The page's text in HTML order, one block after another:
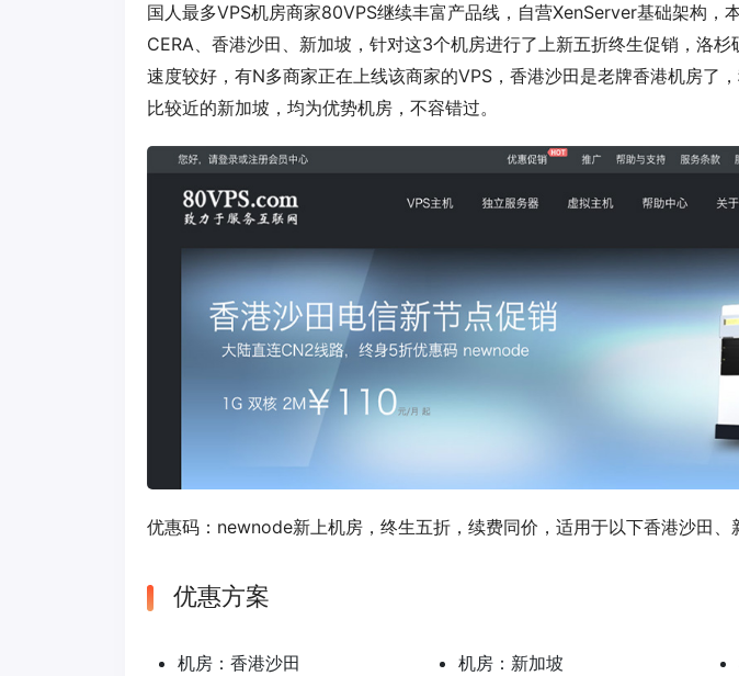
国人最多VPS机房商家80VPS继续丰富产品线，自营XenServer基础架构，
CERA、香港沙田、新加坡，针对这3个机房进行了上新五折终生促销，洛
速度较好，有N多商家正在上线该商家的VPS，香港沙田是老牌香港机房了
比较近的新加坡，均为优势机房，不容错过。
优惠码： newnode新上机房，终生五折，续费同价，适用于以下香港沙田、
优惠方案
机房：香港沙田
机房：新加坡